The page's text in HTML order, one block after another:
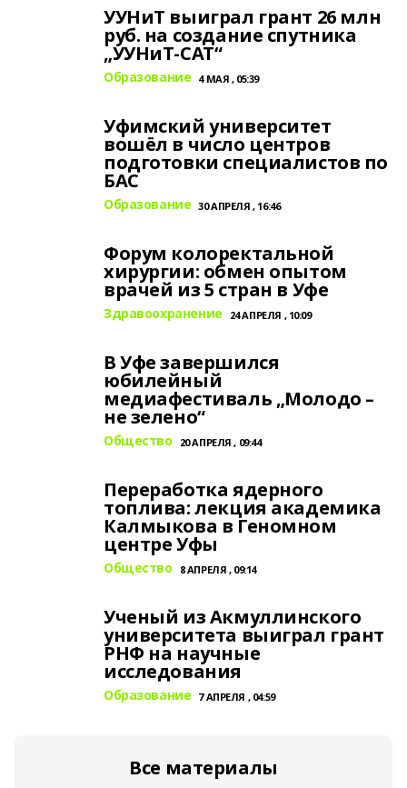
УУНиТ выиграл грант 26 млн
руб. на создание спутника
„УУНиТ‑САТ“
Образование 4 МАЯ , 05:39
Уфимский университет
вошёл в число центров
подготовки специалистов по
БАС
Образование 30 АПРЕЛЯ , 16:46
Форум колоректальной
хирургии: обмен опытом
врачей из 5 стран в Уфе
Здравоохранение 24 АПРЕЛЯ , 10:09
В Уфе завершился
юбилейный
медиафестиваль „Молодо –
не зелено“
Общество 20 АПРЕЛЯ , 09:44
Переработка ядерного
топлива: лекция академика
Калмыкова в Геномном
центре Уфы
Общество 8 АПРЕЛЯ , 09:14
Ученый из Акмуллинского
университета выиграл грант
РНФ на научные
исследования
Образование 7 АПРЕЛЯ , 04:59
Все материалы